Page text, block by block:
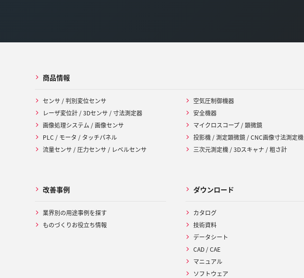
商品情報
センサ / 判別変位センサ
レーザ変位計 / 3Dセンサ / 寸法測定器
画像処理システム / 画像センサ
PLC / モータ / タッチパネル
流量センサ / 圧力センサ / レベルセンサ
空気圧制御機器
安全機器
マイクロスコープ / 顕微鏡
投影機 / 測定顕微鏡 / CNC画像寸法測定機
三次元測定機 / 3Dスキャナ / 粗さ計
改善事例
業界別の用途事例を探す
ものづくりお役立ち情報
ダウンロード
カタログ
技術資料
データシート
CAD / CAE
マニュアル
ソフトウェア